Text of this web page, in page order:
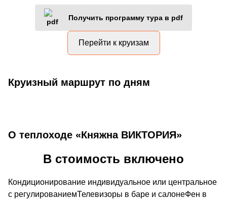
Получить программу тура в pdf
Перейти к круизам
Круизный маршрут по дням
О теплоходе «Княжна ВИКТОРИЯ»
В стоимость включено
Кондиционирование индивидуальное или центральное
с регулированиемТелевизоры в баре и салонеФен в